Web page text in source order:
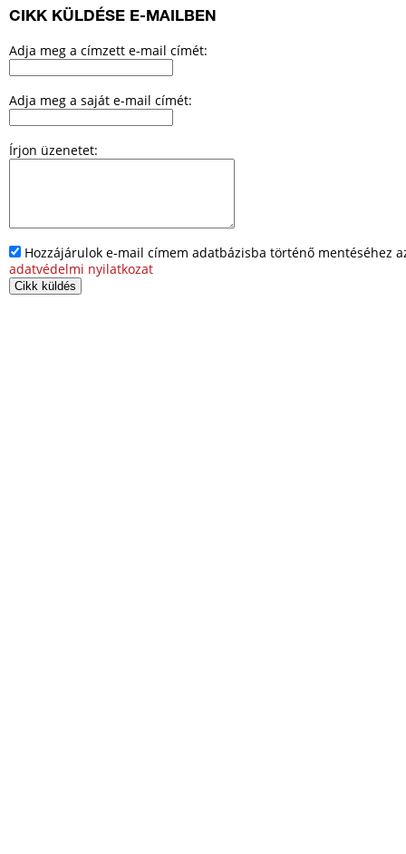
CIKK KÜLDÉSE E-MAILBEN
Adja meg a címzett e-mail címét:
Adja meg a saját e-mail címét:
Írjon üzenetet:
Hozzájárulok e-mail címem adatbázisba történő mentéséhez
adatvédelmi nyilatkozat